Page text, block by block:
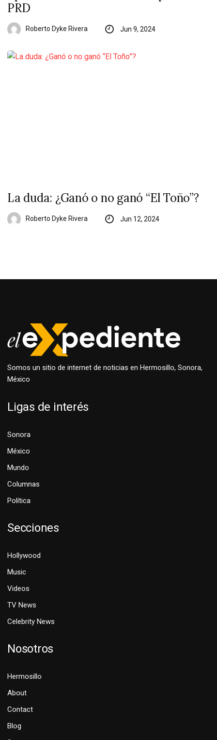
PRD
Roberto Dyke Rivera Jun 9, 2024
La duda: ¿Ganó o no ganó “El Toño”?
Roberto Dyke Rivera Jun 12, 2024
Somos un sitio de internet de noticias en Hermosillo, Sonora,
México
Ligas de interés
Sonora
México
Mundo
Columnas
Política
Secciones
Hollywood
Music
Videos
TV News
Celebrity News
Nosotros
Hermosillo
About
Contact
Blog